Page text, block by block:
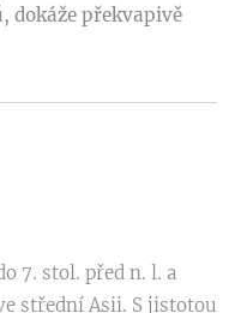
dokáže překvapivě
7. stol. před n. l. a
střední Asii. S jistotou